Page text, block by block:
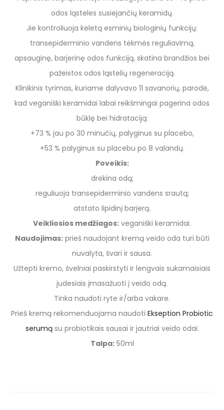
odos ląsteles susiejančių keramidų.
Jie kontroliuoja keletą esminių biologinių funkcijų:
transepiderminio vandens tėkmės reguliavimą,
apsauginę, barjerinę odos funkciją, skatina brandžios bei
pažeistos odos ląstelių regeneraciją.
Klinikinis tyrimas, kuriame dalyvavo 11 savanorių, parodė,
kad veganiški keramidai labai reikšmingai pagerina odos
būklę bei hidrataciją:
+73 % jau po 30 minučių, palyginus su placebo,
+53 % palyginus su placebu po 8 valandų.
Poveikis:
drėkina odą;
reguliuoja transepiderminio vandens srautą;
atstato lipidinį barjerą.
Veikliosios medžiagos: veganiški keramidai.
Naudojimas:prieš naudojant kremą veido oda turi būti
nuvalyta, švari ir sausa.
Užtepti kremo, švelniai paskirstyti ir lengvais sukamaisiais
judesiais įmasažuoti į veido odą.
Tinka naudoti ryte ir/arba vakare.
Prieš kremą rekomenduojama naudoti Ekseption Probiotic
serumąsu probiotikais sausai ir jautriai veido odai.
Talpa:50ml